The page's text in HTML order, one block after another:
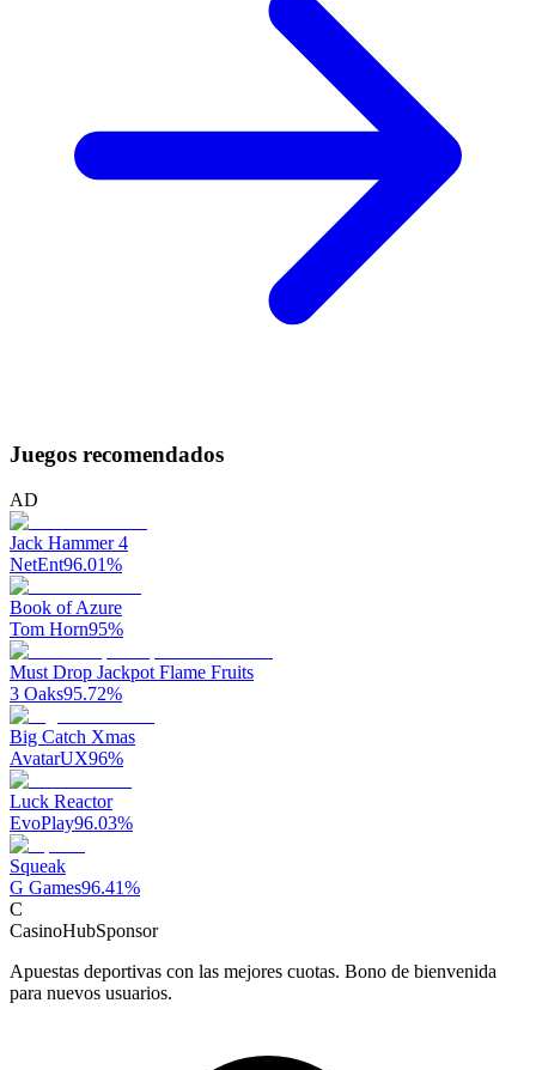
Juegos recomendados
AD
Jack Hammer 4
NetEnt96.01%
Book of Azure
Tom Horn95%
Must Drop Jackpot Flame Fruits
3 Oaks95.72%
Big Catch Xmas
AvatarUX96%
Luck Reactor
EvoPlay96.03%
Squeak
G Games96.41%
C
CasinoHubSponsor
Apuestas deportivas con las mejores cuotas. Bono de bienvenida
para nuevos usuarios.